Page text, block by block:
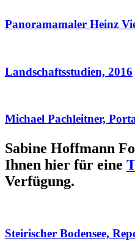
Panoramamaler Heinz
Landschaftsstudien, 2016
Michael Pachleitner,
Sabine Hoffmann
Ihnen hier für eine
Verfügung.
Steirischer Bodensee,